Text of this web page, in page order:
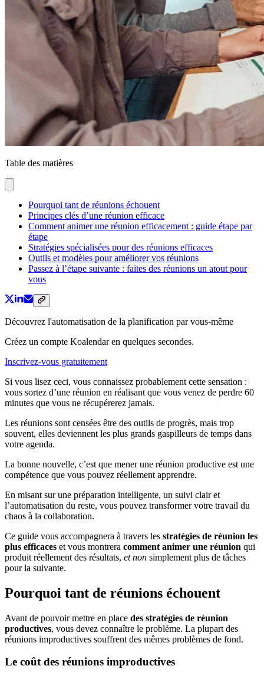
Table des matières
Pourquoi tant de réunions échouent
Principes clés d’une réunion efficace
Comment animer une réunion efficacement : guide étape par
étape
Stratégies spécialisées pour des réunions efficaces
Outils et modèles pour améliorer vos réunions
Passez à l’étape suivante : faites des réunions un atout pour
vous
Découvrez l'automatisation de la planification par vous-même
Créez un compte Koalendar en quelques secondes.
Inscrivez-vous gratuitement
Si vous lisez ceci, vous connaissez probablement cette sensation :
vous sortez d’une réunion en réalisant que vous venez de perdre 60
minutes que vous ne récupérerez jamais.
Les réunions sont censées être des outils de progrès, mais trop
souvent, elles deviennent les plus grands gaspilleurs de temps dans
votre agenda.
La bonne nouvelle, c’est que mener une réunion productive est une
compétence que vous pouvez réellement apprendre.
En misant sur une préparation intelligente, un suivi clair et
l’automatisation du reste, vous pouvez transformer votre travail du
chaos à la collaboration.
Ce guide vous accompagnera à travers les stratégies de réunion les
plus efficaces et vous montrera comment animer une réunion qui
produit réellement des résultats, et non simplement plus de tâches
pour la suivante.
Pourquoi tant de réunions échouent
Avant de pouvoir mettre en place des stratégies de réunion
productives, vous devez connaître le problème. La plupart des
réunions improductives souffrent des mêmes problèmes de fond.
Le coût des réunions improductives